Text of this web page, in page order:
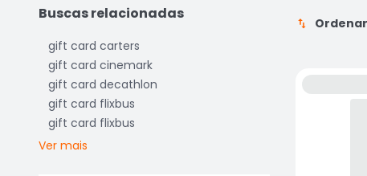
Buscas relacionadas
gift card carters
gift card cinemark
gift card decathlon
gift card flixbus
gift card flixbus
Ver mais